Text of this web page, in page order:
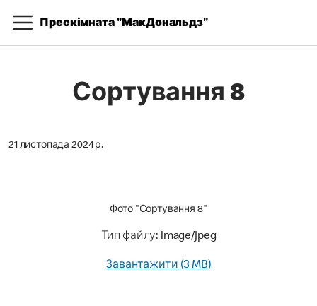
Прескімната "МакДональдз"
Сортування 8
21 листопада 2024 р.
Фото "Сортування 8"
Тип файлу: image/jpeg
Завантажити (3 MB)